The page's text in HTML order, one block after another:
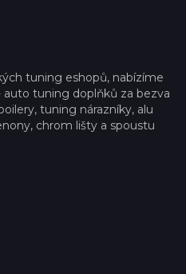
tuning eshopů, nabízíme
tuning doplňků za bezva
tuning nárazníky, alu
chrom lišty a spoustu